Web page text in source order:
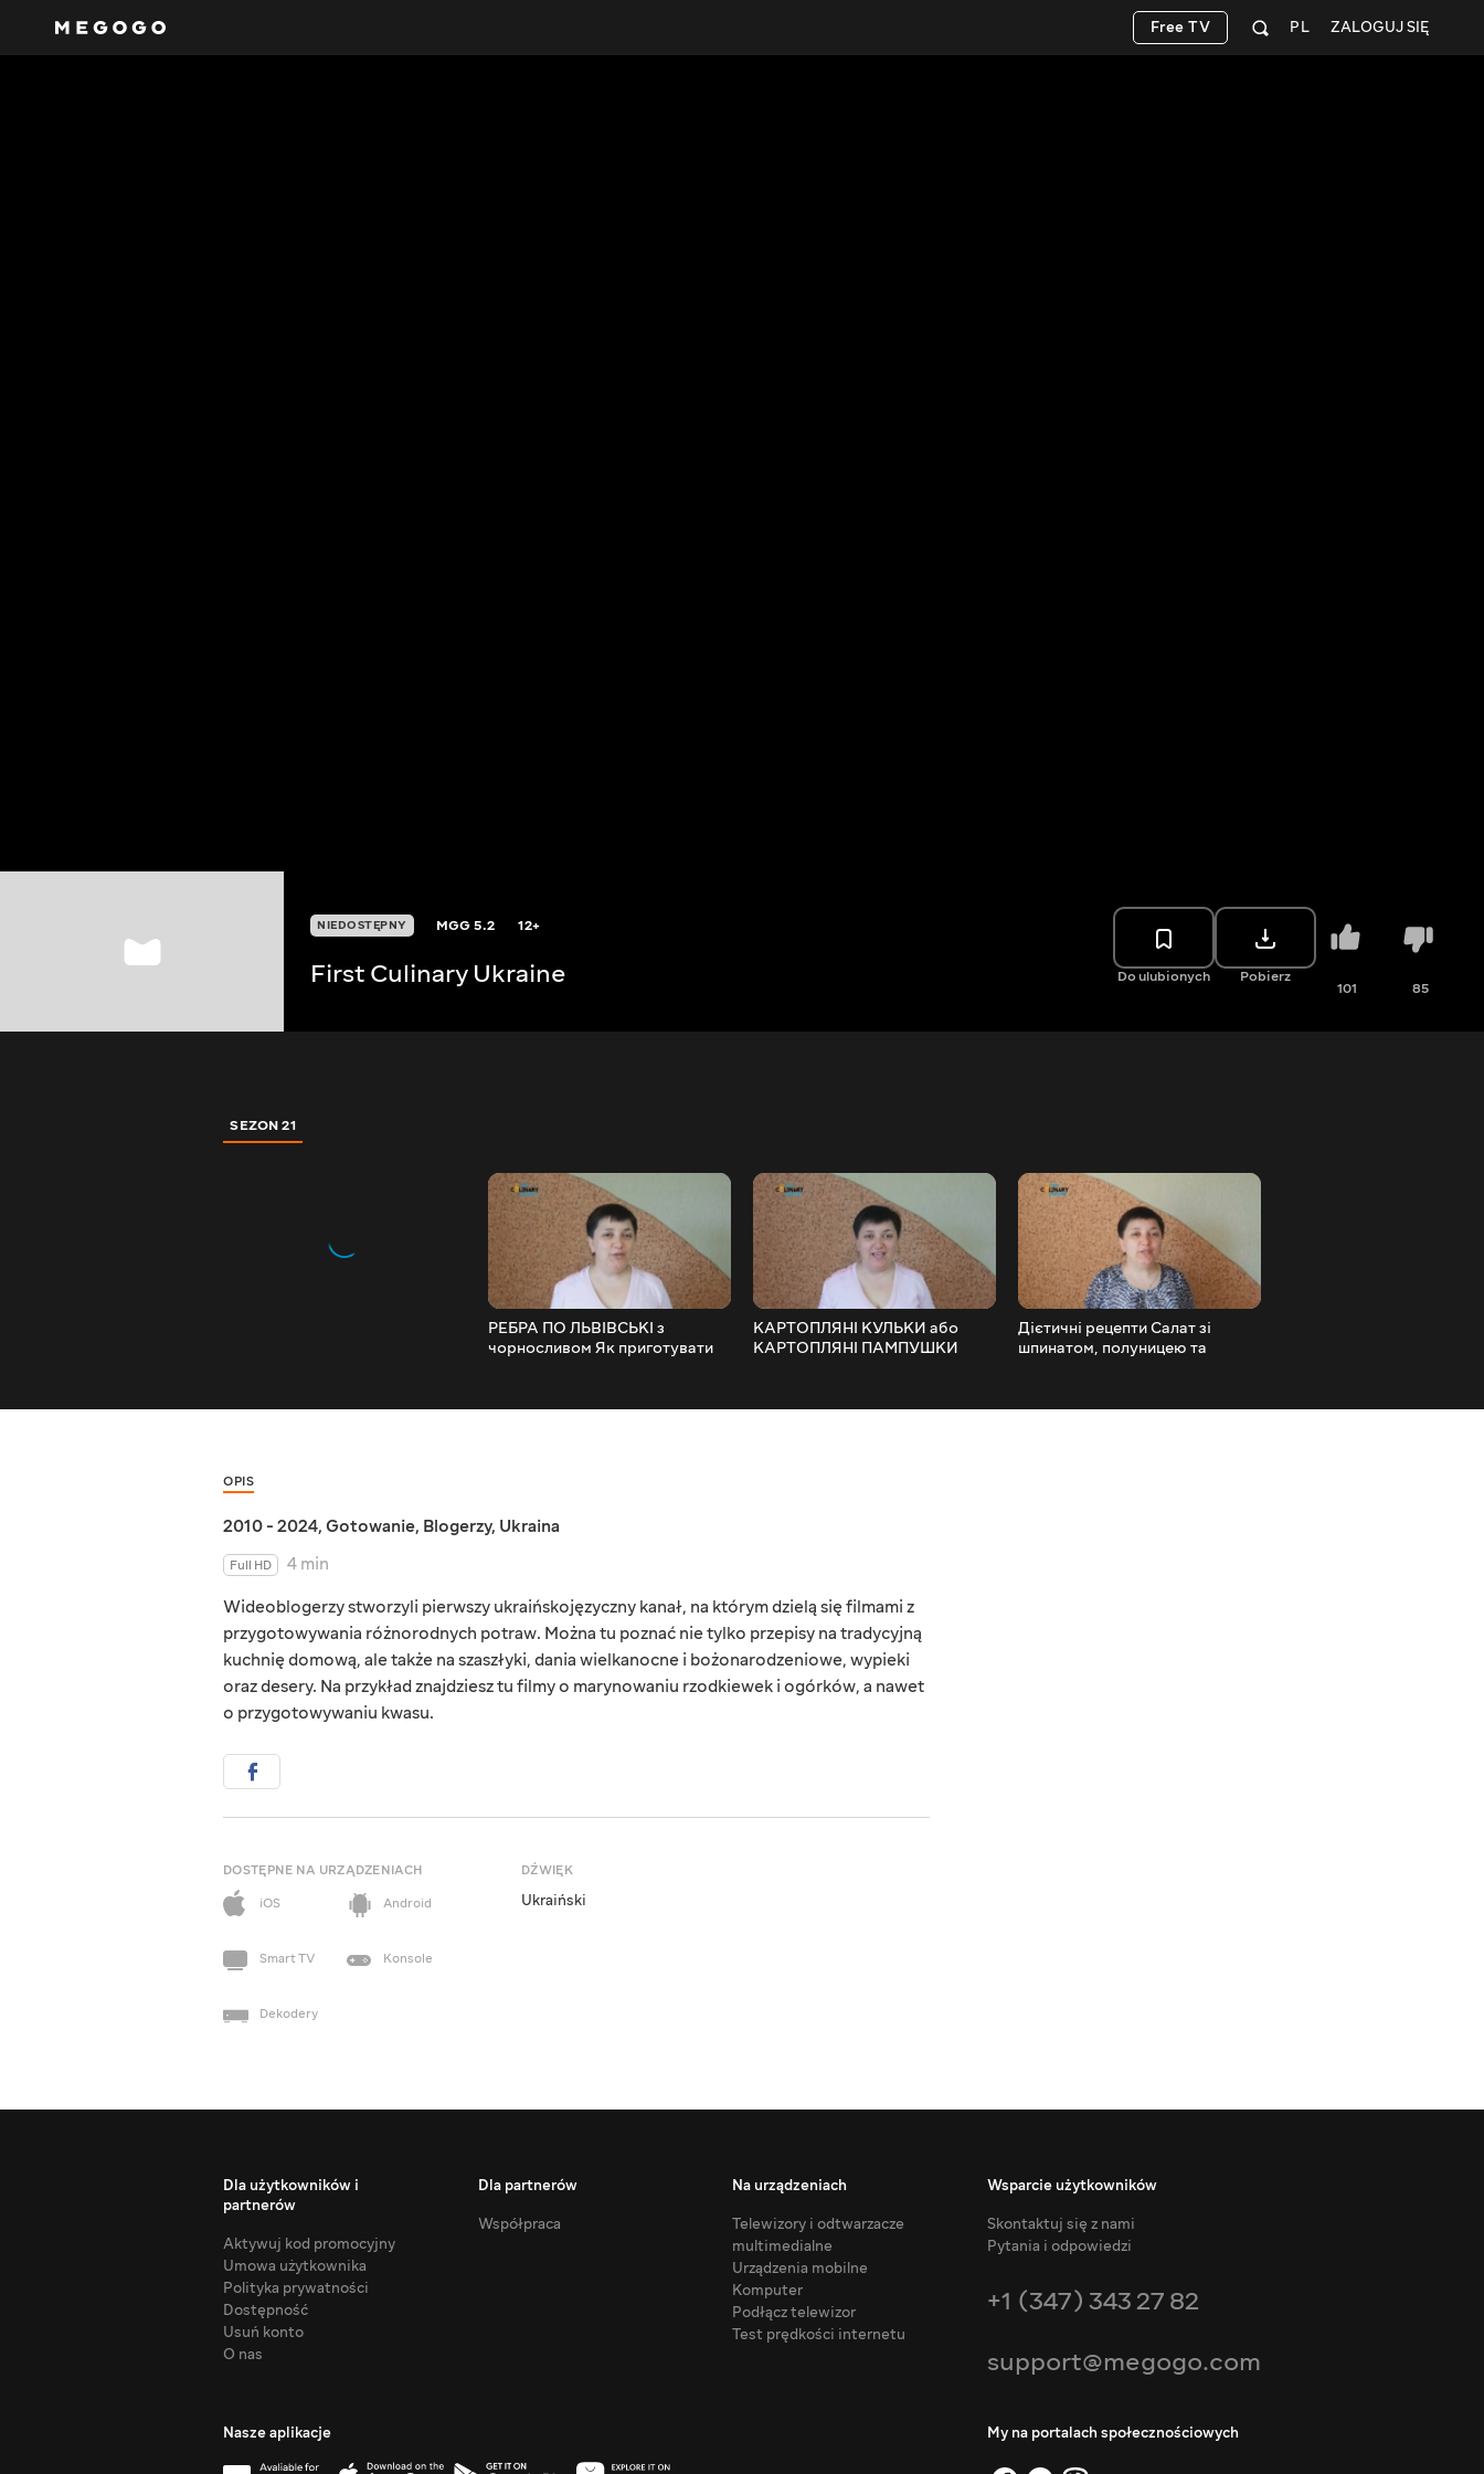
ZALOGUJ SIĘ
PL
Free TV
NIEDOSTĘPNY MGG5.2 12+
First Culinary Ukraine Do ulubionych Pobierz
101 85
SEZON 21
РЕБРА ПО ЛЬВІВСЬКІ з
чорносливом Як приготувати
КАРТОПЛЯНІ КУЛЬКИ або
КАРТОПЛЯНІ ПАМПУШКИ
Дієтичні рецепти Салат зі
шпинатом, полуницею та
OPIS
2010 - 2024, Gotowanie, Blogerzy, Ukraina
Full HD
4 min
Wideoblogerzy stworzyli pierwszy ukraińskojęzyczny kanał, na którym dzielą się filmami z
przygotowywania różnorodnych potraw. Można tu poznać nie tylko przepisy na tradycyjną
kuchnię domową, ale także na szaszłyki, dania wielkanocne i bożonarodzeniowe, wypieki
oraz desery. Na przykład znajdziesz tu filmy o marynowaniu rzodkiewek i ogórków, a nawet
o przygotowywaniu kwasu.
DOSTĘPNE NA URZĄDZENIACH
iOS
Android
Smart TV Konsole
Dekodery
DŹWIĘK
Ukraiński
Dla użytkowników i
partnerów
Aktywuj kod promocyjny
Umowa użytkownika
Polityka prywatności
Dostępność
Usuń konto
O nas
Dla partnerów
Współpraca
Na urządzeniach
Telewizory i odtwarzacze
multimedialne
Urządzenia mobilne
Komputer
Podłącz telewizor
Test prędkości internetu
Wsparcie użytkowników
Skontaktuj się z nami
Pytania i odpowiedzi
+1 (347) 343 27 82
support@megogo.com
Nasze aplikacje My na portalach społecznościowych